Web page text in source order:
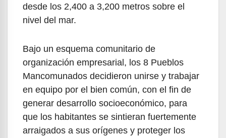
desde los 2,400 a 3,200 metros sobre el
nivel del mar.
Bajo un esquema comunitario de
organización empresarial, los 8 Pueblos
Mancomunados decidieron unirse y trabajar
en equipo por el bien común, con el fin de
generar desarrollo socioeconómico, para
que los habitantes se sintieran fuertemente
arraigados a sus orígenes y proteger los